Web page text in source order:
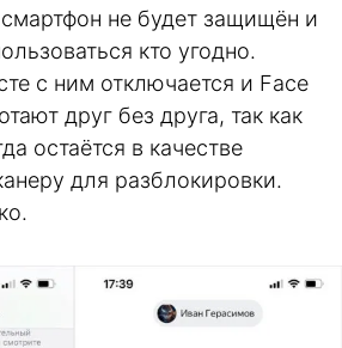
не будет защищён и
кто угодно.
с ним отключается и Face
друг без друга, так как
остаётся в качестве
для разблокировки.